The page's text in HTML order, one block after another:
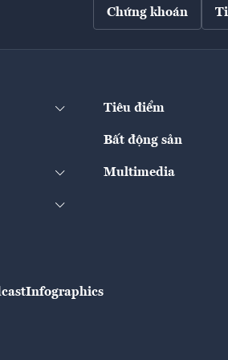
Chứng khoán
Tiêu điểm
Bất động sản
Multimedia
Infographics